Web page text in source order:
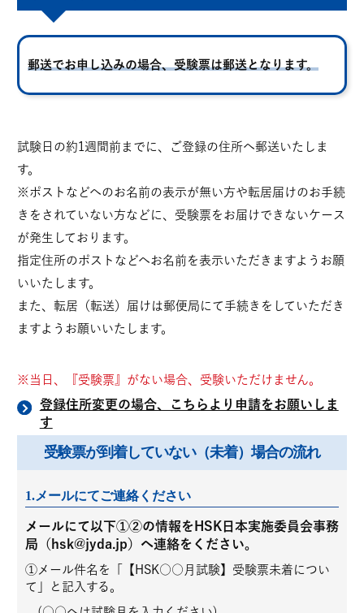
郵送でお申し込みの場合、受験票は郵送となります。
試験日の約1週間前までに、ご登録の住所へ郵送いたしま
す。
※ポストなどへのお名前の表示が無い方や転居届けのお手続
きをされていない方などに、受験票をお届けできないケース
が発生しております。
指定住所のポストなどへお名前を表示いただきますようお願
いいたします。
また、転居（転送）届けは郵便局にて手続きをしていただき
ますようお願いいたします。
※当日、『受験票』がない場合、受験いただけません。
登録住所変更の場合、こちらより申請をお願いしま
す
受験票が到着していない（未着）場合の流れ
1.メールにてご連絡ください
メールにて以下①②の情報をHSK日本実施委員会事務
局（hsk@jyda.jp）へ連絡をください。
①メール件名を「【HSK○○月試験】受験票未着につい
て」と記入する。